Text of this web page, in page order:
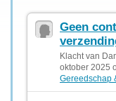
Geen
Klacht van
oktober 2025
Gereedschap